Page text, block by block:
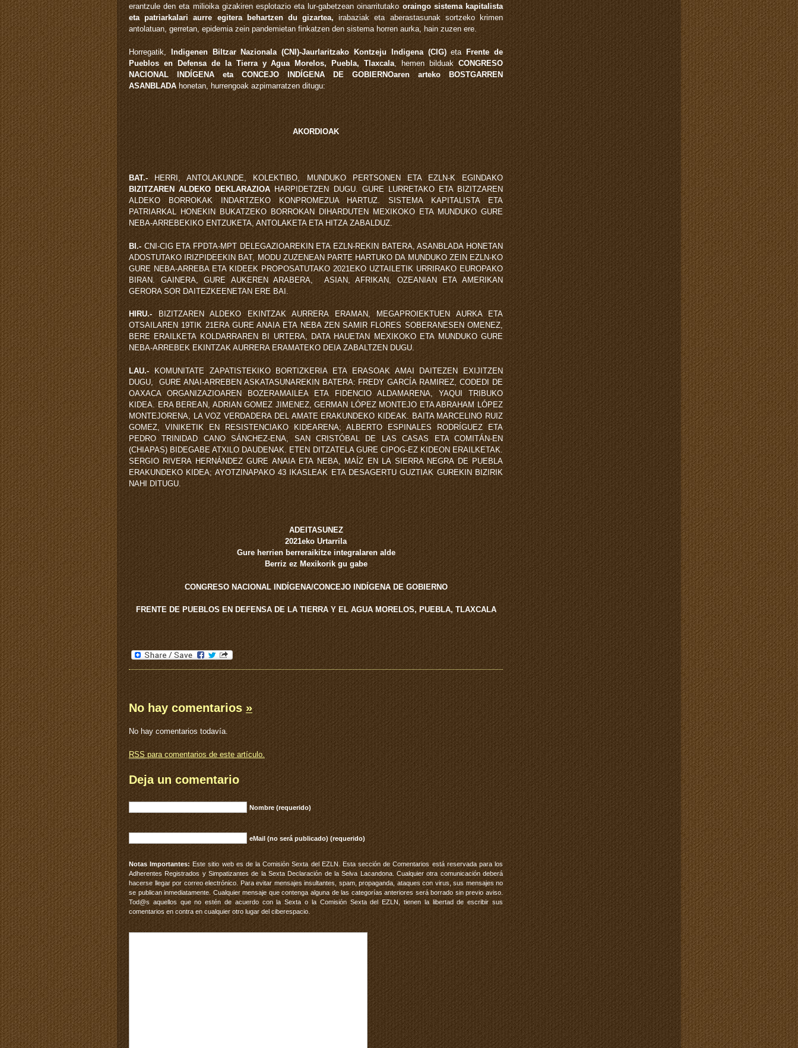
erantzule den eta milioika gizakiren esplotazio eta lur-gabetzean oinarritutakooraingo sistema kapitalista
eta patriarkalari aurre egitera behartzen du gizartea, irabaziak eta aberastasunak sortzeko krimen
antolatuan, gerretan, epidemia zein pandemietan finkatzen den sistema horren aurka, hain zuzen ere.
Horregatik, Indigenen Biltzar Nazionala (CNI)-Jaurlaritzako Kontzeju Indigena (CIG)etaFrente de
Pueblos en Defensa de la Tierra y Agua Morelos, Puebla, Tlaxcala , hemen bilduakCONGRESO
NACIONAL INDÍGENA eta CONCEJO INDÍGENA DE GOBIERNOaren arteko BOSTGARREN
ASANBLADA honetan, hurrengoak azpimarratzen ditugu:
AKORDIOAK
BAT.- HERRI, ANTOLAKUNDE, KOLEKTIBO, MUNDUKO PERTSONEN ETA EZLN-K EGINDAKO
BIZITZAREN ALDEKO DEKLARAZIOA HARPIDETZEN DUGU. GURE LURRETAKO ETA BIZITZAREN
ALDEKO BORROKAK INDARTZEKO KONPROMEZUA HARTUZ. SISTEMA KAPITALISTA ETA
PATRIARKAL HONEKIN BUKATZEKO BORROKAN DIHARDUTEN MEXIKOKO ETA MUNDUKO GURE
NEBA-ARREBEKIKO ENTZUKETA, ANTOLAKETA ETA HITZA ZABALDUZ.
BI.-CNI-CIG ETA FPDTA-MPT DELEGAZIOAREKIN ETA EZLN-REKIN BATERA, ASANBLADA HONETAN
ADOSTUTAKO IRIZPIDEEKIN BAT, MODU ZUZENEAN PARTE HARTUKO DA MUNDUKO ZEIN EZLN-KO
GURE NEBA-ARREBA ETA KIDEEK PROPOSATUTAKO 2021EKO UZTAILETIK URRIRAKO EUROPAKO
BIRAN. GAINERA, GURE AUKEREN ARABERA, ASIAN, AFRIKAN, OZEANIAN ETA AMERIKAN
GERORA SOR DAITEZKEENETAN ERE BAI.
HIRU.-
BIZITZAREN ALDEKO EKINTZAK AURRERA ERAMAN, MEGAPROIEKTUEN AURKA ETA
OTSAILAREN 19TIK 21ERA GURE ANAIA ETA NEBA ZEN SAMIR FLORES SOBERANESEN OMENEZ,
BERE ERAILKETA KOLDARRAREN BI URTERA, DATA HAUETAN MEXIKOKO ETA MUNDUKO GURE
NEBA-ARREBEK EKINTZAK AURRERA ERAMATEKO DEIA ZABALTZEN DUGU.
LAU.-
KOMUNITATE ZAPATISTEKIKO BORTIZKERIA ETA ERASOAK AMAI DAITEZEN EXIJITZEN
DUGU, GURE ANAI-ARREBEN ASKATASUNAREKIN BATERA: FREDY GARCÍA RAMIREZ, CODEDI DE
OAXACA ORGANIZAZIOAREN BOZERAMAILEA ETA FIDENCIO ALDAMARENA, YAQUI TRIBUKO
KIDEA. ERA BEREAN, ADRIAN GOMEZ JIMENEZ, GERMAN LÓPEZ MONTEJO ETA ABRAHAM LÓPEZ
MONTEJORENA, LA VOZ VERDADERA DEL AMATE ERAKUNDEKO KIDEAK. BAITA MARCELINO RUIZ
GOMEZ, VINIKETIK EN RESISTENCIAKO KIDEARENA; ALBERTO ESPINALES RODRÍGUEZ ETA
PEDRO TRINIDAD CANO SÁNCHEZ-ENA, SAN CRISTÓBAL DE LAS CASAS ETA COMITÁN-EN
(CHIAPAS) BIDEGABE ATXILO DAUDENAK. ETEN DITZATELA GURE CIPOG-EZ KIDEON ERAILKETAK.
SERGIO RIVERA HERNÁNDEZ GURE ANAIA ETA NEBA, MAÍZ EN LA SIERRA NEGRA DE PUEBLA
ERAKUNDEKO KIDEA; AYOTZINAPAKO 43 IKASLEAK ETA DESAGERTU GUZTIAK GUREKIN BIZIRIK
NAHI DITUGU.
ADEITASUNEZ
2021eko Urtarrila
Gure herrien berreraikitze integralaren alde
Berriz ez Mexikorik gu gabe
CONGRESO NACIONAL INDÍGENA/CONCEJO INDÍGENA DE GOBIERNO
FRENTE DE PUEBLOS EN DEFENSA DE LA TIERRA Y EL AGUA MORELOS, PUEBLA, TLAXCALA
No hay comentarios»
No hay comentarios todavía.
RSS para comentarios de este artículo.
Deja un comentario
Nombre (requerido)
eMail (no será publicado) (requerido)
Notas Importantes: Este sitio web es de la Comisión Sexta del EZLN. Esta sección de Comentarios está reservada para los
Adherentes Registrados y Simpatizantes de la Sexta Declaración de la Selva Lacandona. Cualquier otra comunicación deberá
hacerse llegar por correo electrónico. Para evitar mensajes insultantes, spam, propaganda, ataques con virus, sus mensajes no
se publican inmediatamente. Cualquier mensaje que contenga alguna de las categorías anteriores será borrado sin previo aviso.
Tod@s aquellos que no estén de acuerdo con la Sexta o la Comisión Sexta del EZLN, tienen la libertad de escribir sus
comentarios en contra en cualquier otro lugar del ciberespacio.